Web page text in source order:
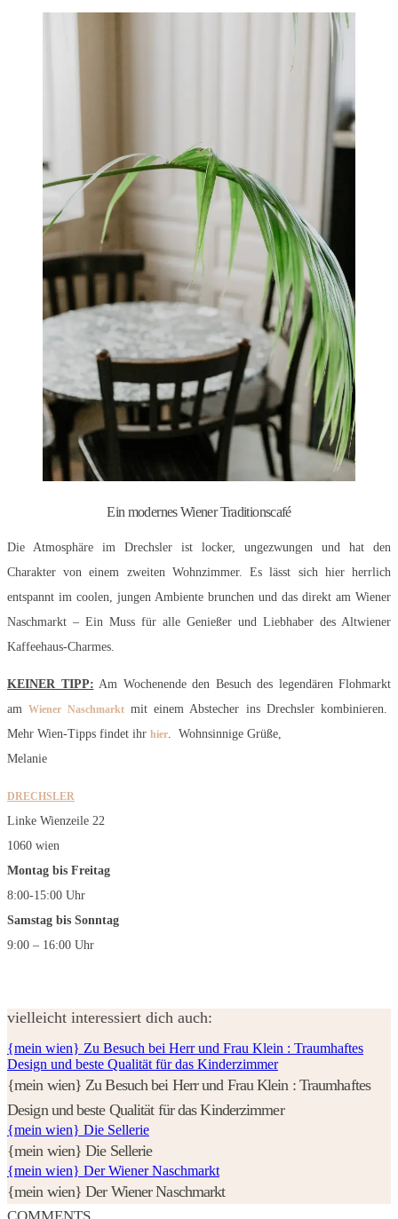
Ein modernes Wiener Traditionscafé
Die Atmosphäre im Drechsler ist locker, ungezwungen und hat den
Charakter von einem zweiten Wohnzimmer. Es lässt sich hier herrlich
entspannt im coolen, jungen Ambiente brunchen und das direkt am Wiener
Naschmarkt – Ein Muss für alle Genießer und Liebhaber des Altwiener
Kaffeehaus-Charmes.
KEINER TIPP: Am Wochenende den Besuch des legendären Flohmarkt
amWiener Naschmarktmit einem Abstecher ins Drechsler kombinieren.
Mehr Wien-Tipps findet ihr hier. Wohnsinnige Grüße,
Melanie
DRECHSLER
Linke Wienzeile 22
1060 wien
Montag bis Freitag
8:00-15:00 Uhr
Samstag bis Sonntag
9:00 – 16:00 Uhr
vielleicht interessiert dich auch:
{mein wien} Zu Besuch bei Herr und Frau Klein : Traumhaftes
Design und beste Qualität für das Kinderzimmer
{mein wien} Zu Besuch bei Herr und Frau Klein : Traumhaftes
Design und beste Qualität für das Kinderzimmer
{mein wien} Die Sellerie
{mein wien} Die Sellerie
{mein wien} Der Wiener Naschmarkt
{mein wien} Der Wiener Naschmarkt